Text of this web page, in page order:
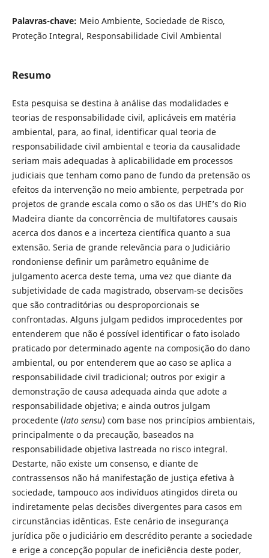
Palavras-chave: Meio Ambiente, Sociedade de Risco,
Proteção Integral, Responsabilidade Civil Ambiental
Resumo
Esta pesquisa se destina à análise das modalidades e
teorias de responsabilidade civil, aplicáveis em matéria
ambiental, para, ao final, identificar qual teoria de
responsabilidade civil ambiental e teoria da causalidade
seriam mais adequadas à aplicabilidade em processos
judiciais que tenham como pano de fundo da pretensão os
efeitos da intervenção no meio ambiente, perpetrada por
projetos de grande escala como o são os das UHE’s do Rio
Madeira diante da concorrência de multifatores causais
acerca dos danos e a incerteza científica quanto a sua
extensão. Seria de grande relevância para o Judiciário
rondoniense definir um parâmetro equânime de
julgamento acerca deste tema, uma vez que diante da
subjetividade de cada magistrado, observam-se decisões
que são contraditórias ou desproporcionais se
confrontadas. Alguns julgam pedidos improcedentes por
entenderem que não é possível identificar o fato isolado
praticado por determinado agente na composição do dano
ambiental, ou por entenderem que ao caso se aplica a
responsabilidade civil tradicional; outros por exigir a
demonstração de causa adequada ainda que adote a
responsabilidade objetiva; e ainda outros julgam
procedente (lato sensu) com base nos princípios ambientais,
principalmente o da precaução, baseados na
responsabilidade objetiva lastreada no risco integral.
Destarte, não existe um consenso, e diante de
contrassensos não há manifestação de justiça efetiva à
sociedade, tampouco aos indivíduos atingidos direta ou
indiretamente pelas decisões divergentes para casos em
circunstâncias idênticas. Este cenário de insegurança
jurídica põe o judiciário em descrédito perante a sociedade
e erige a concepção popular de ineficiência deste poder,